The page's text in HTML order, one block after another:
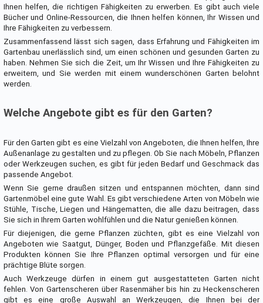
Ihnen helfen, die richtigen Fähigkeiten zu erwerben. Es gibt auch viele
Bücher und Online-Ressourcen, die Ihnen helfen können, Ihr Wissen und
Ihre Fähigkeiten zu verbessern.
Zusammenfassend lässt sich sagen, dass Erfahrung und Fähigkeiten im
Gartenbau unerlässlich sind, um einen schönen und gesunden Garten zu
haben. Nehmen Sie sich die Zeit, um Ihr Wissen und Ihre Fähigkeiten zu
erweitern, und Sie werden mit einem wunderschönen Garten belohnt
werden.
Welche Angebote gibt es für den Garten?
Für den Garten gibt es eine Vielzahl von Angeboten, die Ihnen helfen, Ihre
Außenanlage zu gestalten und zu pflegen. Ob Sie nach Möbeln, Pflanzen
oder Werkzeugen suchen, es gibt für jeden Bedarf und Geschmack das
passende Angebot.
Wenn Sie gerne draußen sitzen und entspannen möchten, dann sind
Gartenmöbel eine gute Wahl. Es gibt verschiedene Arten von Möbeln wie
Stühle, Tische, Liegen und Hängematten, die alle dazu beitragen, dass
Sie sich in Ihrem Garten wohlfühlen und die Natur genießen können.
Für diejenigen, die gerne Pflanzen züchten, gibt es eine Vielzahl von
Angeboten wie Saatgut, Dünger, Boden und Pflanzgefäße. Mit diesen
Produkten können Sie Ihre Pflanzen optimal versorgen und für eine
prächtige Blüte sorgen.
Auch Werkzeuge dürfen in einem gut ausgestatteten Garten nicht
fehlen. Von Gartenscheren über Rasenmäher bis hin zu Heckenscheren
gibt es eine große Auswahl an Werkzeugen, die Ihnen bei der